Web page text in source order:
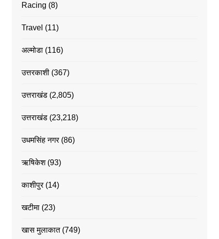
Racing (8)
Travel (11)
अल्मोडा(116)
उत्तरकाशी(367)
उत्तराखंड(2,805)
उत्तराखंड(23,218)
उधमसिंह नगर(86)
ऋषिकेश(93)
काशीपुर(14)
खटीमा(23)
खास मुलाकात(749)